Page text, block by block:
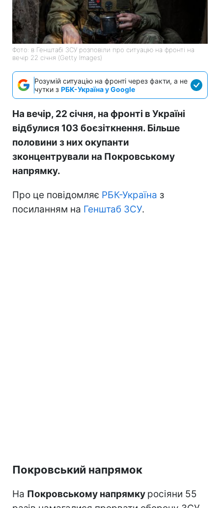
Фото: в Генштабі ЗСУ розповіли про ситуацію на фронті на
вечір 22 січня (Getty Images)
Розумій ситуацію на фронті через факти, а не
чутки з РБК-Україна у Google
На вечір, 22 січня, на фронті в Україні
відбулися 103 боєзіткнення. Більше
половини з них окупанти
зконцентрували на Покровському
напрямку.
Про це повідомляє РБК-Україна з
посиланням на Генштаб ЗСУ.
Покровський напрямок
На Покровському напрямку росіяни 55